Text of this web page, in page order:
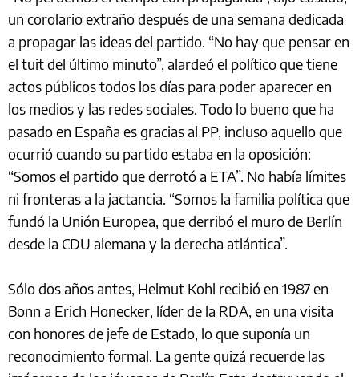
un corolario extraño después de una semana dedicada
a propagar las ideas del partido. “No hay que pensar en
el tuit del último minuto”, alardeó el político que tiene
actos públicos todos los días para poder aparecer en
los medios y las redes sociales. Todo lo bueno que ha
pasado en España es gracias al PP, incluso aquello que
ocurrió cuando su partido estaba en la oposición:
“Somos el partido que derrotó a ETA”. No había límites
ni fronteras a la jactancia. “Somos la familia política que
fundó la Unión Europea, que derribó el muro de Berlín
desde la CDU alemana y la derecha atlántica”.
Sólo dos años antes, Helmut Kohl recibió en 1987 en
Bonn a Erich Honecker, líder de la RDA, en una visita
con honores de jefe de Estado, lo que suponía un
reconocimiento formal. La gente quizá recuerde las